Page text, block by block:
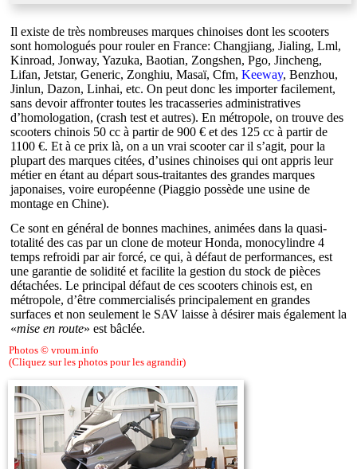
Il existe de très nombreuses marques chinoises dont les scooters
sont homologués pour rouler en France: Changjiang, Jialing, Lml,
Kinroad, Jonway, Yazuka, Baotian, Zongshen, Pgo, Jincheng,
Lifan, Jetstar, Generic, Zonghiu, Masaï, Cfm,Keeway, Benzhou,
Jinlun, Dazon, Linhai, etc. On peut donc les importer facilement,
sans devoir affronter toutes les tracasseries administratives
d’homologation, (crash test et autres). En métropole, on trouve des
scooters chinois 50 cc à partir de 900 € et des 125 cc à partir de
1100 €. Et à ce prix là, on a un vrai scooter car il s’agit, pour la
plupart des marques citées, d’usines chinoises qui ont appris leur
métier en étant au départ sous-traitantes des grandes marques
japonaises, voire européenne (Piaggio possède une usine de
montage en Chine).
Ce sont en général de bonnes machines, animées dans la quasi-
totalité des cas par un clone de moteur Honda, monocylindre 4
temps refroidi par air forcé, ce qui, à défaut de performances, est
une garantie de solidité et facilite la gestion du stock de pièces
détachées. Le principal défaut de ces scooters chinois est, en
métropole, d’être commercialisés principalement en grandes
surfaces et non seulement le SAV laisse à désirer mais également la
«mise en route» est bâclée.
Photos © vroum.info
(Cliquez sur les photos pour les agrandir)